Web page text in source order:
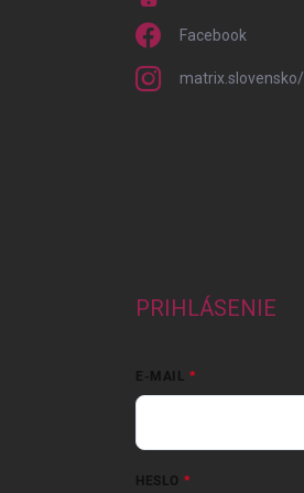
Facebook
matrix.slovensko/
PRIHLÁSENIE
E-MAIL
HESLO